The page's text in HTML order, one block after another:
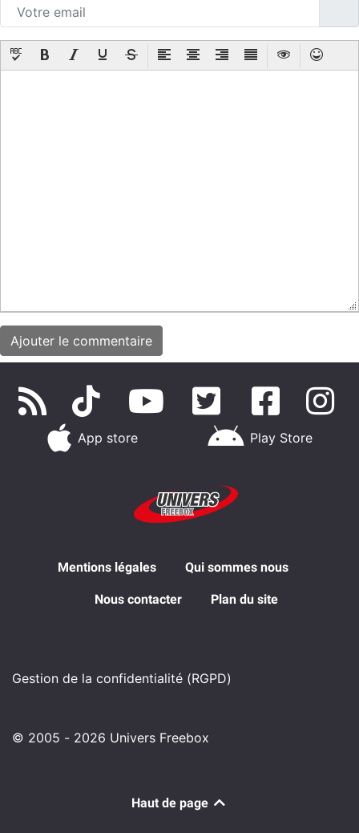
App store Play Store
Mentions légales Qui sommes nous
Nous contacter Plan du site
Gestion de la confidentialité (RGPD)
© 2005 - 2026 Univers Freebox
Haut de page